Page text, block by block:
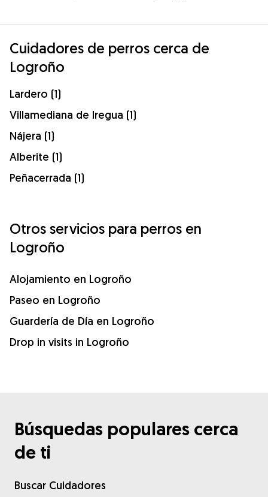
Cuidadores de perros cerca de
Logroño
Lardero (1)
Villamediana de Iregua (1)
Nájera (1)
Alberite (1)
Peñacerrada (1)
Otros servicios para perros en
Logroño
Alojamiento en Logroño
Paseo en Logroño
Guardería de Día en Logroño
Drop in visits in Logroño
Búsquedas populares cerca
de ti
Buscar Cuidadores